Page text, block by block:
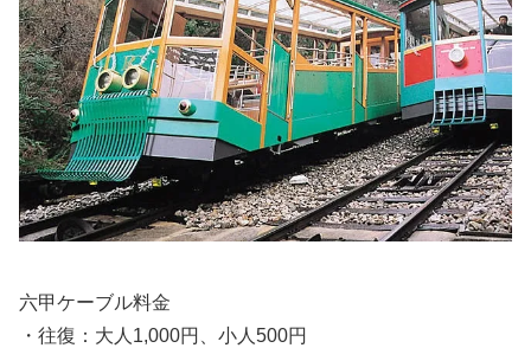
六甲ケーブル料金
・往復：大人1,000円、小人500円